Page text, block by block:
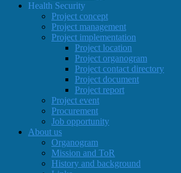
Health Security
Project concept
Project management
Project implementation
Project location
Project organogram
Project contact directory
Project document
Project report
Project event
Procurement
Job opportunity
About us
Organogram
Mission and ToR
History and background